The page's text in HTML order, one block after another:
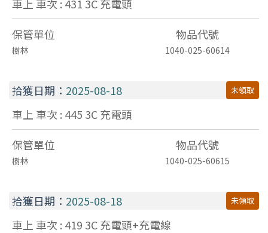
車上 車次 : 431 3C充電頭
保管單位
物品代號
樹林 1040-025-60614
拾獲日期： 2025-08-18 未領取
車上 車次 : 445 3C充電頭
保管單位
物品代號
樹林 1040-025-60615
拾獲日期： 2025-08-18 未領取
車上 車次 : 419 3C充電頭+充電線